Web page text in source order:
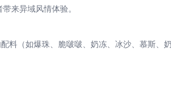
来异域风情体验。
料（如爆珠、脆啵啵、奶冻、冰沙、慕斯、